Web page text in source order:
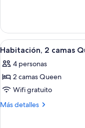
King
size
(1
Bedroom)
1
cama
King
(1
Bedroom)
Abrir
todas
las
fotos
de
Habitación,
9
Habitación, 2 camas
4 personas
2 camas Queen
Wifi gratuito
Más detalles
Más